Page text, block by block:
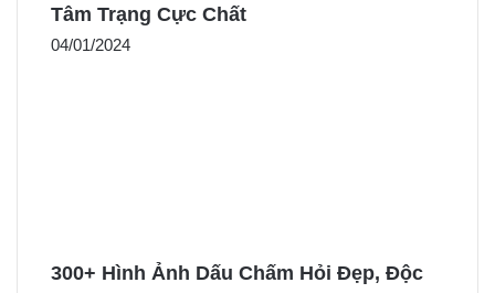
Tâm Trạng Cực Chất
04/01/2024
300+ Hình Ảnh Dấu Chấm Hỏi Đẹp, Độc